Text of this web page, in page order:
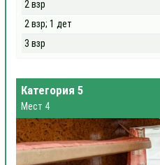
2 взр
2 взр; 1 дет
3 взр
Категория 5
Мест 4